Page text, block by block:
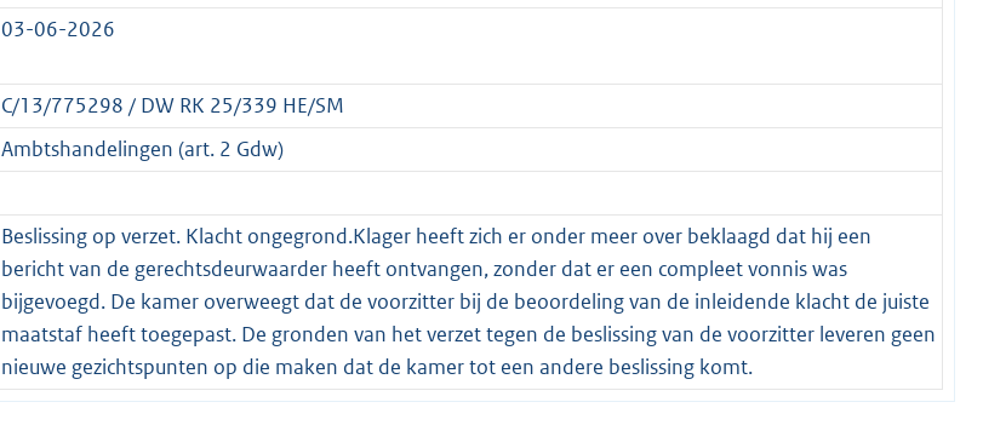
03-06-2026
C/13/775298 / DW RK 25/339 HE/SM
Ambtshandelingen (art. 2 Gdw)
Beslissing op verzet. Klacht ongegrond.Klager heeft zich er onder meer over beklaagd dat hij een
bericht van de gerechtsdeurwaarder heeft ontvangen, zonder dat er een compleet vonnis was
bijgevoegd. De kamer overweegt dat de voorzitter bij de beoordeling van de inleidende klacht de juiste
maatstaf heeft toegepast. De gronden van het verzet tegen de beslissing van de voorzitter leveren geen
nieuwe gezichtspunten op die maken dat de kamer tot een andere beslissing komt.